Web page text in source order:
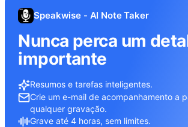
Speakwise - AI Note Taker
Nunca perca um
importante
Resumos e tarefas inteligentes.
Crie um e-mail de acompanhamento a
qualquer gravação.
Grave até 4 horas, sem limites.